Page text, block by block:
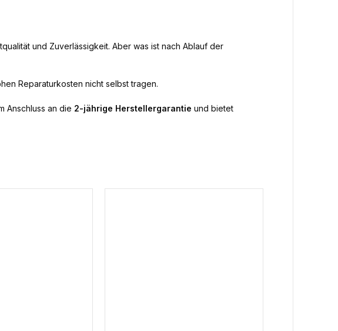
und Zuverlässigkeit. Aber was ist nach Ablauf der
Reparaturkosten nicht selbst tragen.
Anschluss an die 2-jährige Herstellergarantie und bietet